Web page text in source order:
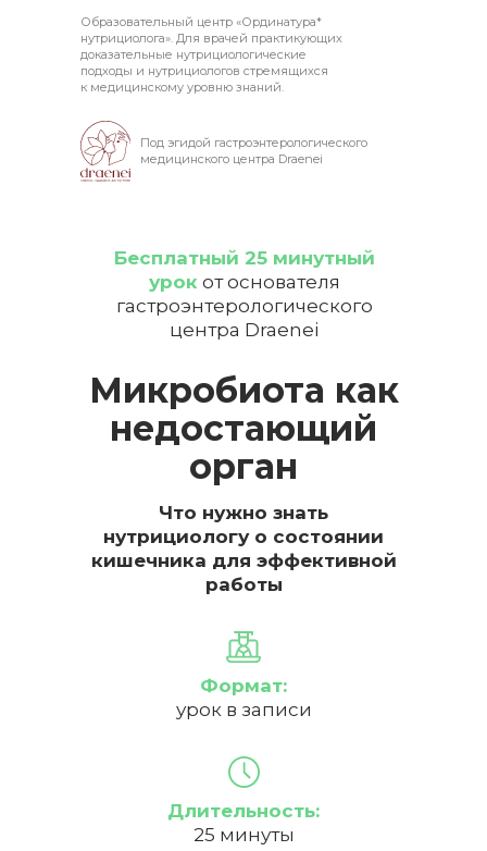
Образовательный центр «Ординатура*
нутрициолога». Для врачей практикующих
доказательные нутрициологические
подходы и нутрициологов стремящихся
к медицинскому уровню знаний.
Под эгидой гастроэнтерологического
медицинского центра Draenei
Бесплатный 25 минутный
урокот основателя
гастроэнтерологического
центра Draenei
Микробиота как
недостающий
орган
Что нужно знать
нутрициологу о состоянии
кишечника для эффективной
работы
Формат:
урок в записи
Длительность:
25 минуты